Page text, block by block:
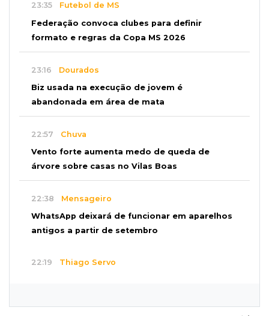
23:35 Futebol de MS
Federação convoca clubes para definir
formato e regras da Copa MS 2026
23:16 Dourados
Biz usada na execução de jovem é
abandonada em área de mata
22:57 Chuva
Vento forte aumenta medo de queda de
árvore sobre casas no Vilas Boas
22:38 Mensageiro
WhatsApp deixará de funcionar em aparelhos
antigos a partir de setembro
22:19 Thiago Servo